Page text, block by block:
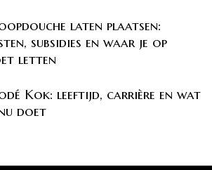
laten plaatsen:
subsidies en waar je op
letten
Kok: leeftijd, carrière en wat
doet